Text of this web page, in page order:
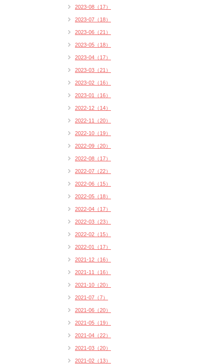
2023-08（17）
2023-07（18）
2023-06（21）
2023-05（18）
2023-04（17）
2023-03（21）
2023-02（16）
2023-01（16）
2022-12（14）
2022-11（20）
2022-10（19）
2022-09（20）
2022-08（17）
2022-07（22）
2022-06（15）
2022-05（18）
2022-04（17）
2022-03（23）
2022-02（15）
2022-01（17）
2021-12（16）
2021-11（16）
2021-10（20）
2021-07（7）
2021-06（20）
2021-05（19）
2021-04（22）
2021-03（20）
2021-02（13）